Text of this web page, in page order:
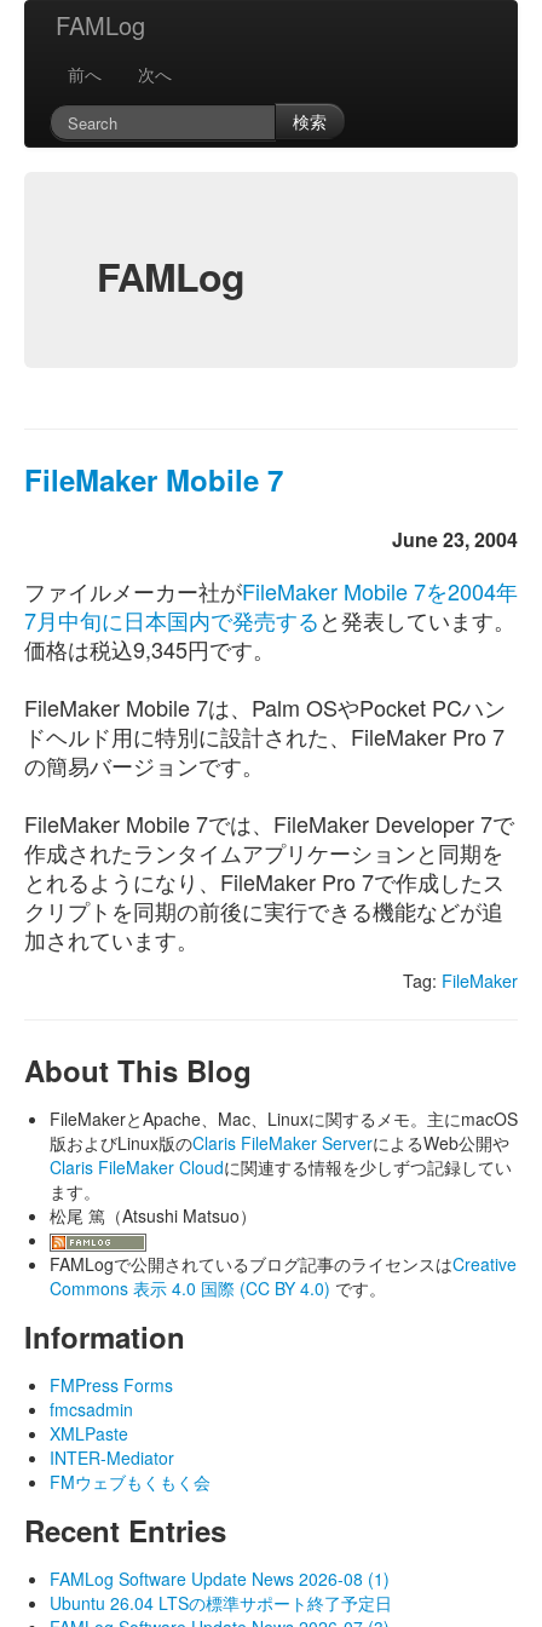
FAMLog
前へ
次へ
検索
FAMLog
FileMaker Mobile 7
June 23, 2004
ファイルメーカー社がFileMaker Mobile 7を2004年
7月中旬に日本国内で発売すると発表しています。
価格は税込9,345円です。
FileMaker Mobile 7は、Palm OSやPocket PCハン
ドヘルド用に特別に設計された、FileMaker Pro 7
の簡易バージョンです。
FileMaker Mobile 7では、FileMaker Developer 7で
作成されたランタイムアプリケーションと同期を
とれるようになり、FileMaker Pro 7で作成したス
クリプトを同期の前後に実行できる機能などが追
加されています。
Tag: FileMaker
About This Blog
FileMakerとApache、Mac、Linuxに関するメモ。主にmacOS
版およびLinux版のClaris FileMaker ServerによるWeb公開や
Claris FileMaker Cloudに関連する情報を少しずつ記録してい
ます。
松尾 篤（Atsushi Matsuo）
FAMLogで公開されているブログ記事のライセンスはCreative
Commons 表示 4.0 国際 (CC BY 4.0) です。
Information
FMPress Forms
fmcsadmin
XMLPaste
INTER-Mediator
FMウェブもくもく会
Recent Entries
FAMLog Software Update News 2026-08 (1)
Ubuntu 26.04 LTSの標準サポート終了予定日